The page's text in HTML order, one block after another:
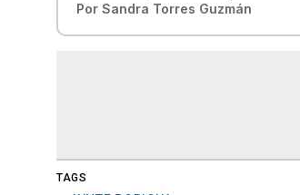
Por Sandra Torres Guzmán
TAGS